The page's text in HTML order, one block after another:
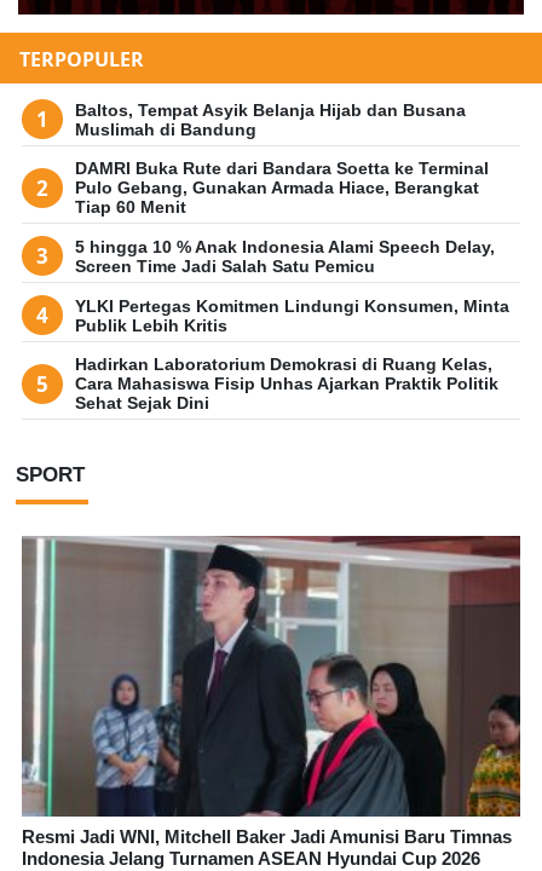
TERPOPULER
Baltos, Tempat Asyik Belanja Hijab dan Busana
Muslimah di Bandung
DAMRI Buka Rute dari Bandara Soetta ke Terminal
Pulo Gebang, Gunakan Armada Hiace, Berangkat
Tiap 60 Menit
5 hingga 10 % Anak Indonesia Alami Speech Delay,
Screen Time Jadi Salah Satu Pemicu
YLKI Pertegas Komitmen Lindungi Konsumen, Minta
Publik Lebih Kritis
Hadirkan Laboratorium Demokrasi di Ruang Kelas,
Cara Mahasiswa Fisip Unhas Ajarkan Praktik Politik
Sehat Sejak Dini
SPORT
Resmi Jadi WNI, Mitchell Baker Jadi Amunisi Baru Timnas
Indonesia Jelang Turnamen ASEAN Hyundai Cup 2026